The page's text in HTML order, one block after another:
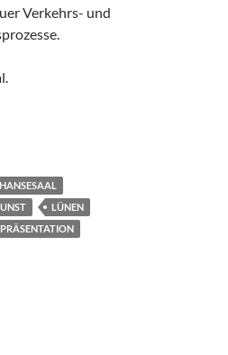
Verkehrs- und
HANSESAAL
LÜNEN
PRÄSENTATION